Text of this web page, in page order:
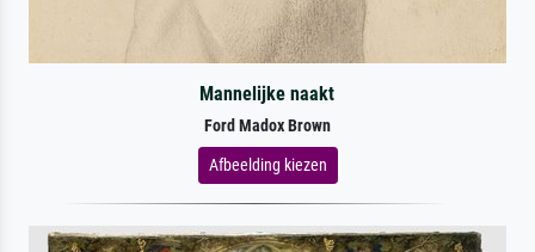
Mannelijke naakt
Ford Madox Brown
Afbeelding kiezen